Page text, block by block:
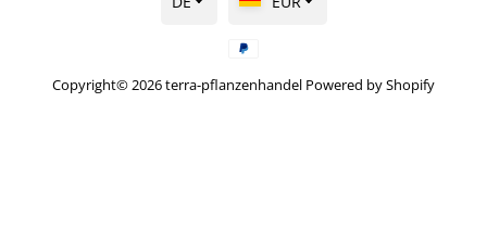
Copyright© 2026terra-pflanzenhandel Powered by Shopify